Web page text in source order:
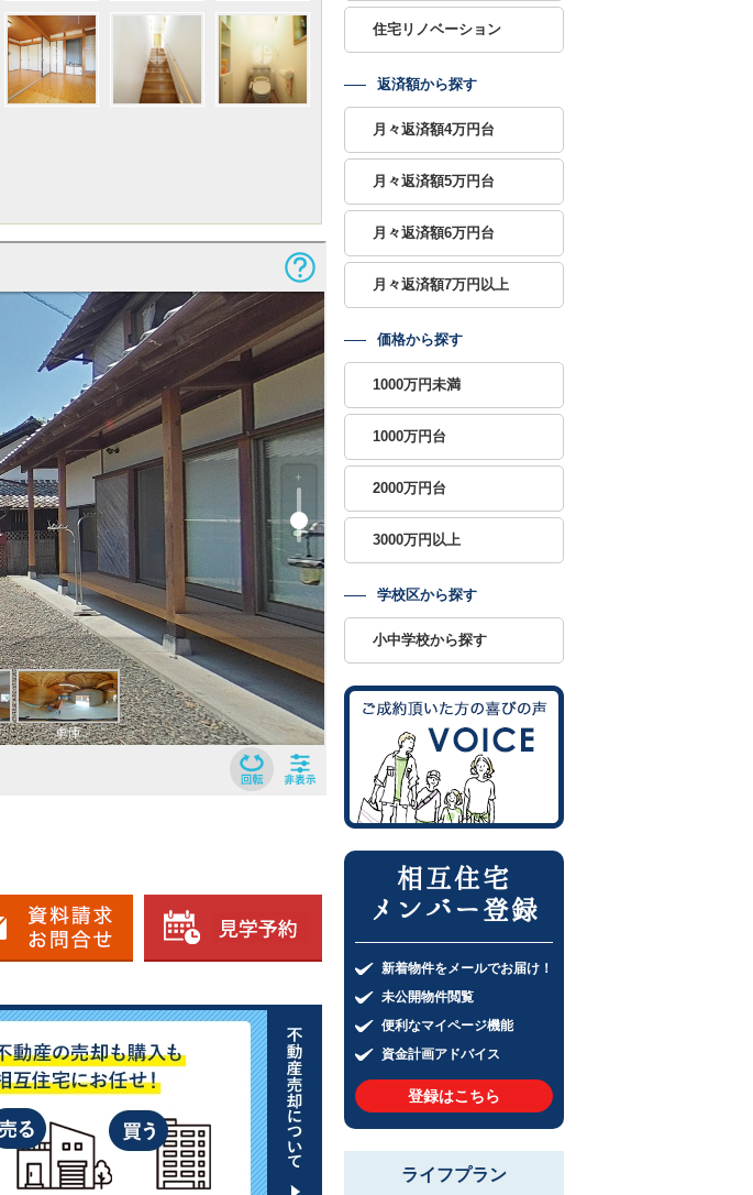
住宅リノベーション
返済額から探す
月々返済額4万円台
月々返済額5万円台
月々返済額6万円台
月々返済額7万円以上
価格から探す
1000万円未満
1000万円台
2000万円台
3000万円以上
学校区から探す
小中学校から探す
相互住宅
メンバー登録
新着物件をメールでお届け！
未公開物件閲覧
便利なマイページ機能
資金計画アドバイス
登録はこちら
ライフプラン